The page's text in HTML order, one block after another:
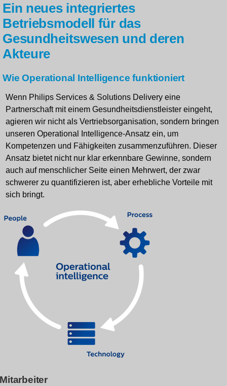
Ein neues integriertes
Betriebsmodell für das
Gesundheitswesen und deren
Akteure
Wie Operational Intelligence funktioniert
Wenn Philips Services & Solutions Delivery eine
Partnerschaft mit einem Gesundheitsdienstleister eingeht,
agieren wir nicht als Vertriebsorganisation, sondern bringen
unseren Operational Intelligence-Ansatz ein, um
Kompetenzen und Fähigkeiten zusammenzuführen. Dieser
Ansatz bietet nicht nur klar erkennbare Gewinne, sondern
auch auf menschlicher Seite einen Mehrwert, der zwar
schwerer zu quantifizieren ist, aber erhebliche Vorteile mit
sich bringt.
Mitarbeiter